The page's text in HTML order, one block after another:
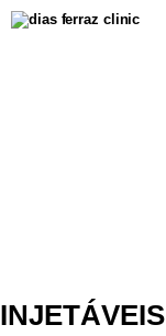
INJETÁVEIS